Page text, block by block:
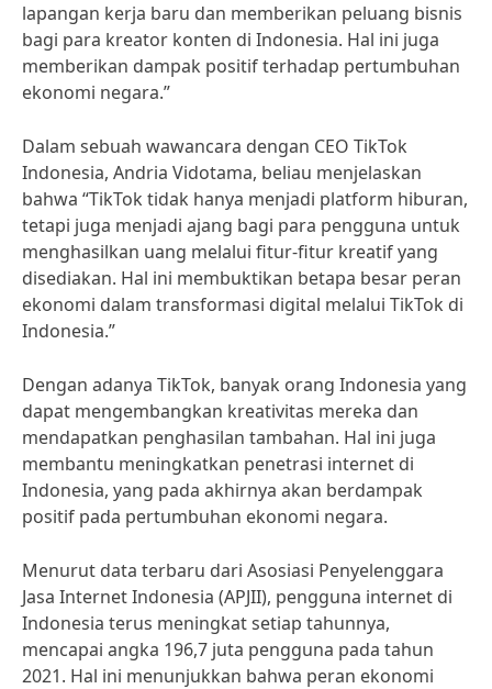
lapangan kerja baru dan memberikan peluang bisnis
bagi para kreator konten di Indonesia. Hal ini juga
memberikan dampak positif terhadap pertumbuhan
ekonomi negara.”
Dalam sebuah wawancara dengan CEO TikTok
Indonesia, Andria Vidotama, beliau menjelaskan
bahwa “TikTok tidak hanya menjadi platform hiburan,
tetapi juga menjadi ajang bagi para pengguna untuk
menghasilkan uang melalui fitur-fitur kreatif yang
disediakan. Hal ini membuktikan betapa besar peran
ekonomi dalam transformasi digital melalui TikTok di
Indonesia.”
Dengan adanya TikTok, banyak orang Indonesia yang
dapat mengembangkan kreativitas mereka dan
mendapatkan penghasilan tambahan. Hal ini juga
membantu meningkatkan penetrasi internet di
Indonesia, yang pada akhirnya akan berdampak
positif pada pertumbuhan ekonomi negara.
Menurut data terbaru dari Asosiasi Penyelenggara
Jasa Internet Indonesia (APJII), pengguna internet di
Indonesia terus meningkat setiap tahunnya,
mencapai angka 196,7 juta pengguna pada tahun
2021. Hal ini menunjukkan bahwa peran ekonomi